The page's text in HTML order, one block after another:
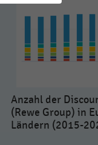
Anzahl der
(Rewe Group) in
Ländern (2015-